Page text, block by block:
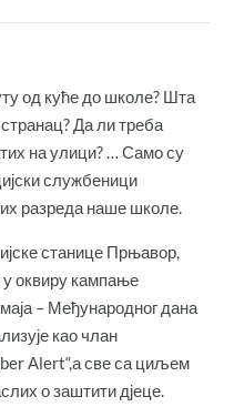
од куће до школе? Шта
Да ли треба
на улици? … Само су
службеници
разреда наше школе.
станице Прњавор,
у оквиру кампање
– Међународног дана
као члан
Аlert“,а све са циљем
о заштити дјеце.